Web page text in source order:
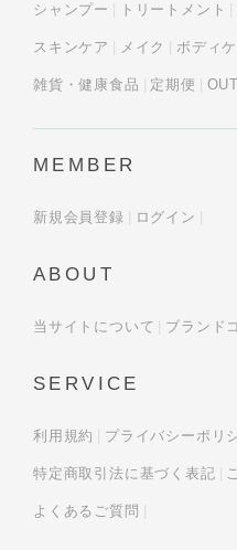
シャンプー トリートメント
スキンケア メイク ボディ
雑貨・健康食品 定期便
MEMBER
新規会員登録 ログイン
ABOUT
当サイトについて ブランド
SERVICE
利用規約 プライバシーポリ
特定商取引法に基づく表記
よくあるご質問